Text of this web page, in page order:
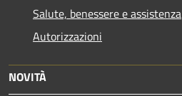
Salute, benessere e assistenza
Autorizzazioni
NOVITÀ